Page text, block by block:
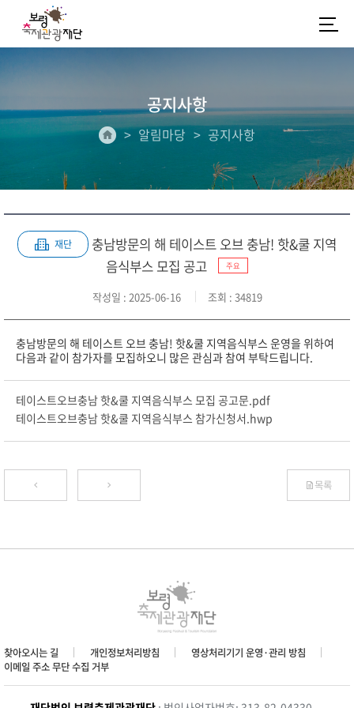
공지사항
알림마당 공지사항
재단
충남방문의 해 테이스트 오브 충남! 핫&쿨 지역
음식부스 모집 공고
주요
작성일 : 2025-06-16 조회 : 34819
충남방문의 해 테이스트 오브 충남! 핫&쿨 지역음식부스 운영을 위하여
다음과 같이 참가자를 모집하오니 많은 관심과 참여 부탁드립니다.
테이스트오브충남 핫&쿨 지역음식부스 모집 공고문.pdf
테이스트오브충남 핫&쿨 지역음식부스 참가신청서.hwp
목록
찾아오시는 길 개인정보처리방침
영상처리기기 운영·관리 방침
이메일 주소 무단 수집 거부